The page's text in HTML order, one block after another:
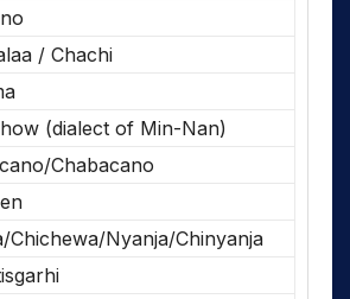
/ Chachi
(dialect of Min-Nan)
Chabacano
Chichewa/Nyanja/Chinyanja